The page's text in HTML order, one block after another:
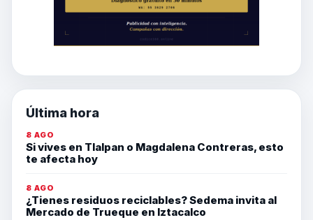
Última hora
8 AGO
Si vives en Tlalpan o Magdalena Contreras, esto
te afecta hoy
8 AGO
¿Tienes residuos reciclables? Sedema invita al
Mercado de Trueque en Iztacalco